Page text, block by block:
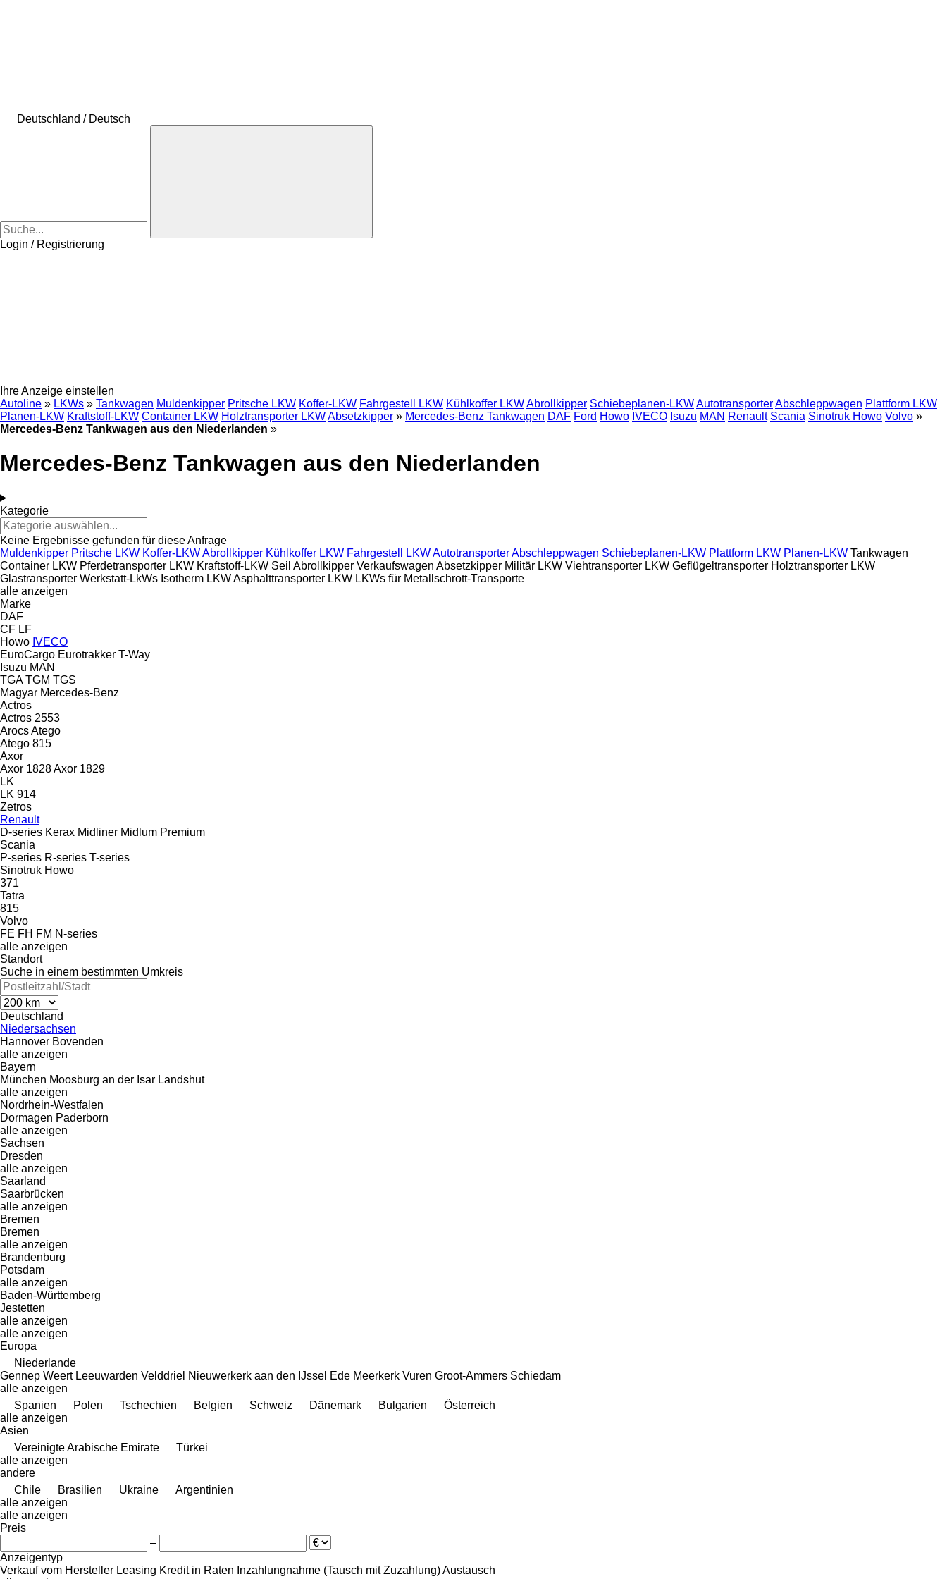
Deutschland / Deutsch
Login / Registrierung
Ihre Anzeige einstellen
Autoline » LKWs » Tankwagen Muldenkipper Pritsche LKW Koffer-LKW Fahrgestell LKW Kühlkoffer LKWAbrollkipper Schiebeplanen-LKWAutotransporterAbschleppwagen Plattform LKW
Planen-LKW Kraftstoff-LKW Container LKW Holztransporter LKWAbsetzkipper » Mercedes-Benz Tankwagen DAF Ford Howo IVECO Isuzu MAN Renault Scania Sinotruk Howo Volvo »
Mercedes-Benz Tankwagen aus den Niederlanden »
Mercedes-Benz Tankwagen aus den Niederlanden
Kategorie
Keine Ergebnisse gefunden für diese Anfrage
Muldenkipper Pritsche LKW Koffer-LKWAbrollkipper Kühlkoffer LKW Fahrgestell LKWAutotransporterAbschleppwagen Schiebeplanen-LKW Plattform LKW Planen-LKW Tankwagen
Container LKW Pferdetransporter LKW Kraftstoff-LKW Seil Abrollkipper Verkaufswagen Absetzkipper Militär LKW Viehtransporter LKW Geflügeltransporter Holztransporter LKW
Glastransporter Werkstatt-LkWs Isotherm LKWAsphalttransporter LKW LKWs für Metallschrott-Transporte
alle anzeigen
Marke
DAF
CF LF
Howo IVECO
EuroCargo Eurotrakker T-Way
Isuzu MAN
TGA TGM TGS
Magyar Mercedes-Benz
Actros
Actros 2553
ArocsAtego
Atego 815
Axor
Axor 1828Axor 1829
LK
LK 914
Zetros
Renault
D-series Kerax Midliner Midlum Premium
Scania
P-series R-series T-series
Sinotruk Howo
371
Tatra
815
Volvo
FE FH FM N-series
alle anzeigen
Standort
Suche in einem bestimmten Umkreis
Deutschland
Niedersachsen
Hannover Bovenden
alle anzeigen
Bayern
München Moosburg an der Isar Landshut
alle anzeigen
Nordrhein-Westfalen
Dormagen Paderborn
alle anzeigen
Sachsen
Dresden
alle anzeigen
Saarland
Saarbrücken
alle anzeigen
Bremen
Bremen
alle anzeigen
Brandenburg
Potsdam
alle anzeigen
Baden-Württemberg
Jestetten
alle anzeigen
alle anzeigen
Europa
Niederlande
Gennep Weert Leeuwarden Velddriel Nieuwerkerk aan den IJssel Ede Meerkerk Vuren Groot-Ammers Schiedam
alle anzeigen
Spanien
Polen Tschechien Belgien Schweiz Dänemark Bulgarien
Österreich
alle anzeigen
Asien
Vereinigte Arabische Emirate
Türkei
alle anzeigen
andere
Chile
Brasilien Ukraine
Argentinien
alle anzeigen
alle anzeigen
Preis
–
Anzeigentyp
Verkauf vom Hersteller Leasing Kredit in Raten Inzahlungnahme (Tausch mit Zuzahlung)Austausch